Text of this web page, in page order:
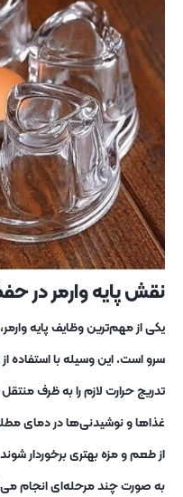
نقش پایه وارمر در
یکی از مهم‌ترین وظایف پایه
سرو است. این وسیله با استفاده
تدریج حرارت لازم را به ظرف
غذاها و نوشیدنی‌ها در دمای
از طعم و مزه بهتری برخوردار
به صورت چند مرحله‌ای انجام